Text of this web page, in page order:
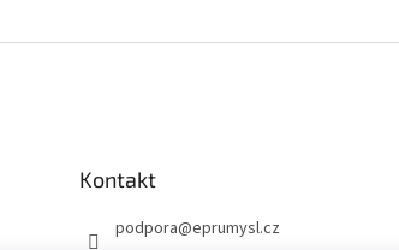
Kontakt
podpora@eprumysl.cz